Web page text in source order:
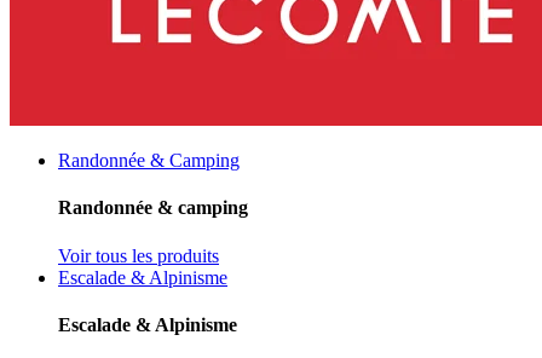
Randonnée & Camping
Randonnée & camping
Voir tous les produits
Escalade & Alpinisme
Escalade & Alpinisme